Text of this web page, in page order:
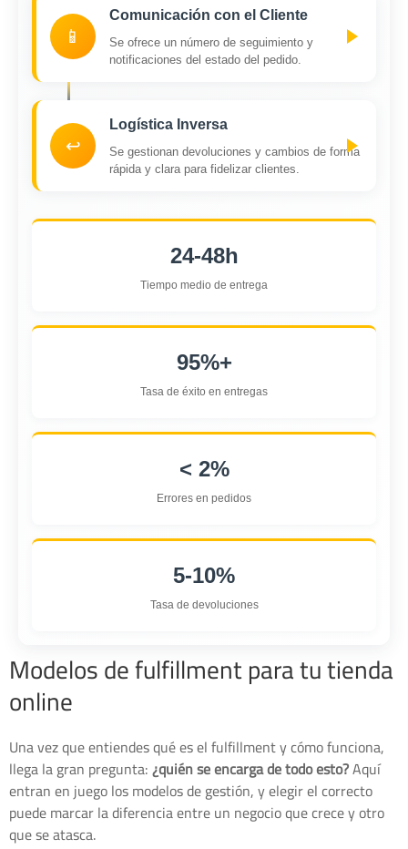
📱
Comunicación con el Cliente
Se ofrece un número de seguimiento y
notificaciones del estado del pedido.
↩️
Logística Inversa
Se gestionan devoluciones y cambios de forma
rápida y clara para fidelizar clientes.
24-48h
Tiempo medio de entrega
95%+
Tasa de éxito en entregas
< 2%
Errores en pedidos
5-10%
Tasa de devoluciones
Modelos de fulfillment para tu tienda
online
Una vez que entiendes qué es el fulfillment y cómo funciona,
llega la gran pregunta:¿quién se encarga de todo esto?Aquí
entran en juego los modelos de gestión, y elegir el correcto
puede marcar la diferencia entre un negocio que crece y otro
que se atasca.